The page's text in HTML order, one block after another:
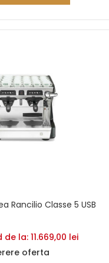
Rancilio Classe 5 USB
de la: 11.669,00 lei
oferta